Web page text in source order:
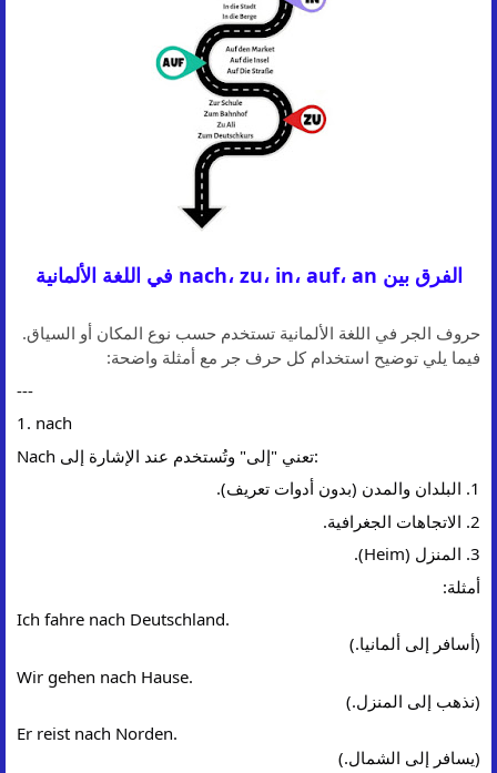
الفرق بين nach، zu، in، auf، an في اللغة الألمانية
حروف الجر في اللغة الألمانية تستخدم حسب نوع المكان أو السياق.
فيما يلي توضيح استخدام كل حرف جر مع أمثلة واضحة:
---
1. nach
Nach تعني "إلى" وتُستخدم عند الإشارة إلى:
1. البلدان والمدن (بدون أدوات تعريف).
2. الاتجاهات الجغرافية.
3. المنزل (Heim).
أمثلة:
Ich fahre nach Deutschland.
(أسافر إلى ألمانيا.)
Wir gehen nach Hause.
(نذهب إلى المنزل.)
Er reist nach Norden.
(يسافر إلى الشمال.)